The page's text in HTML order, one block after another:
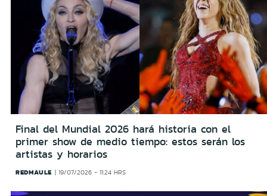
Final del Mundial 2026 hará historia con el
primer show de medio tiempo: estos serán los
artistas y horarios
REDMAULE 19/07/2026 - 11:24 HRS